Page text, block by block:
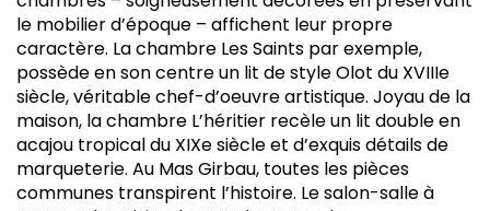
le mobilier d’époque – affichent leur propre
caractère. La chambre Les Saints par exemple,
possède en son centre un lit de style Olot du XVIIIe
siècle, véritable chef-d’oeuvre artistique. Joyau de la
maison, la chambre L’héritier recèle un lit double en
acajou tropical du XIXe siècle et d’exquis détails de
marqueterie. Au Mas Girbau, toutes les pièces
communes transpirent l’histoire. Le salon-salle à